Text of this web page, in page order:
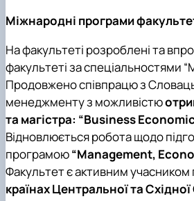
Міжнародні програми
На факультеті розроблені та
факультеті за спеціальностями
Продовжено співпрацю з
менеджменту з можливістю
та магістра: “Business
Відновлюється робота щодо
програмою“Management,
Факультет є активним учасником
країнах Центральної та